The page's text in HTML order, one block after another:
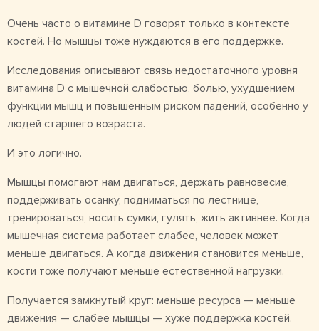
Очень часто о витамине D говорят только в контексте
костей. Но мышцы тоже нуждаются в его поддержке.
Исследования описывают связь недостаточного уровня
витамина D с мышечной слабостью, болью, ухудшением
функции мышц и повышенным риском падений, особенно у
людей старшего возраста.
И это логично.
Мышцы помогают нам двигаться, держать равновесие,
поддерживать осанку, подниматься по лестнице,
тренироваться, носить сумки, гулять, жить активнее. Когда
мышечная система работает слабее, человек может
меньше двигаться. А когда движения становится меньше,
кости тоже получают меньше естественной нагрузки.
Получается замкнутый круг: меньше ресурса — меньше
движения — слабее мышцы — хуже поддержка костей.